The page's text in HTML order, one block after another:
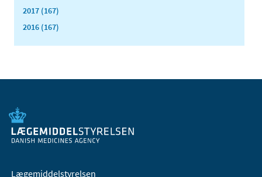
2017 (167)
2016 (167)
Lægemiddelstyrelsen